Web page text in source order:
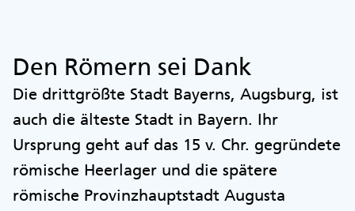
Den Römern sei Dank
Die drittgrößte Stadt Bayerns, Augsburg, ist
auch die älteste Stadt in Bayern. Ihr
Ursprung geht auf das 15 v. Chr. gegründete
römische Heerlager und die spätere
römische Provinzhauptstadt Augusta